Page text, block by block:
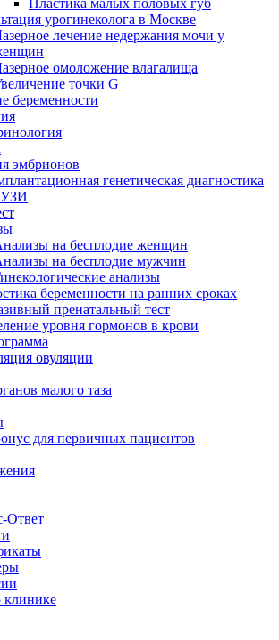
Пластика малых половых губ
урогинеколога в Москве
лечение недержания мочи у
омоложение влагалища
точки G
беременности
эмбрионов
генетическая диагностика
на бесплодие женщин
на бесплодие мужчин
анализы
беременности на ранних сроках
пренатальный тест
уровня гормонов в крови
овуляции
малого таза
для первичных пациентов
Ответ